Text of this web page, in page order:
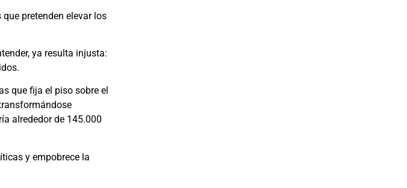
pretenden elevar los
ya resulta injusta:
que fija el piso sobre el
alrededor de 145.000
y empobrece la